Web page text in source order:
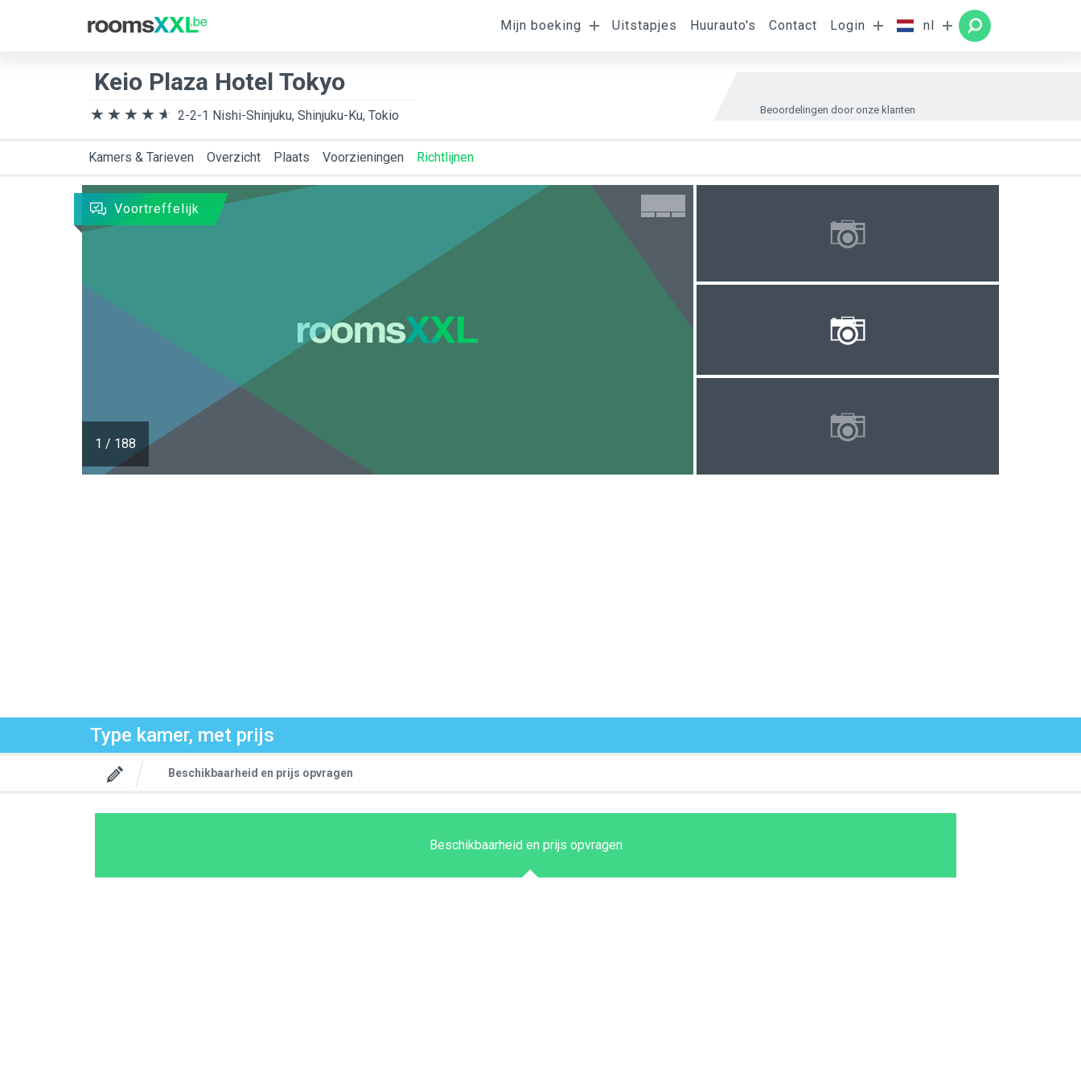
Mijn boeking Uitstapjes Huurauto's Contact Login nl
Bestemming
Ligging van de
kamer
Kamer
Keio Plaza Hotel Tokyo
2-2-1 Nishi-Shinjuku, Shinjuku-Ku, Tokio Beoordelingen door onze klanten
Kamers & Tarieven Overzicht Plaats Voorzieningen Richtlijnen
1 / 188
Voortreffelijk
Type kamer, met prijs
Beschikbaarheid en prijs opvragen
Beschikbaarheid en prijs opvragen